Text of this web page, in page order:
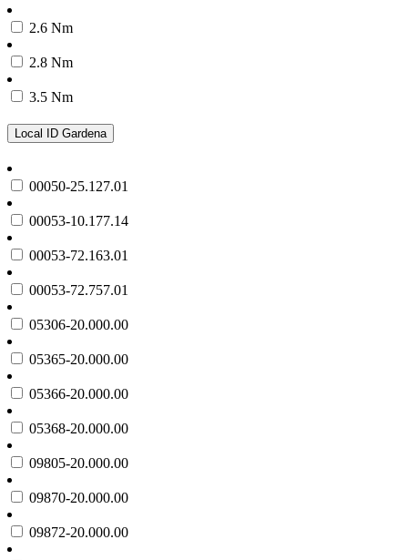
2.6 Nm
2.8 Nm
3.5 Nm
Local ID Gardena
00050-25.127.01
00053-10.177.14
00053-72.163.01
00053-72.757.01
05306-20.000.00
05365-20.000.00
05366-20.000.00
05368-20.000.00
09805-20.000.00
09870-20.000.00
09872-20.000.00